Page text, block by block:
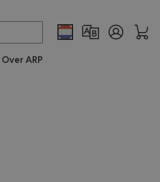
Over ARP